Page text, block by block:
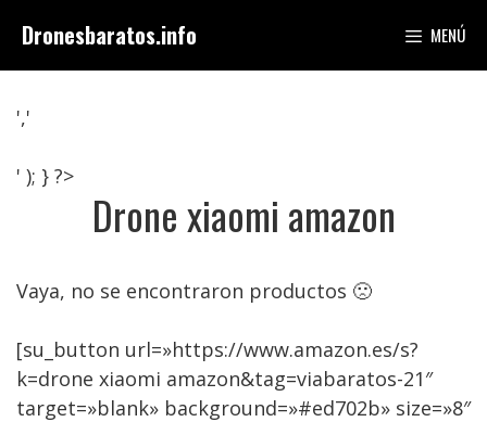
contenido
Dronesbaratos.info MENÚ
','
' ); } ?>
Drone xiaomi amazon
Vaya, no se encontraron productos 🙁
[su_button url=»https://www.amazon.es/s?
k=drone xiaomi amazon&tag=viabaratos-21″
target=»blank» background=»#ed702b» size=»8″